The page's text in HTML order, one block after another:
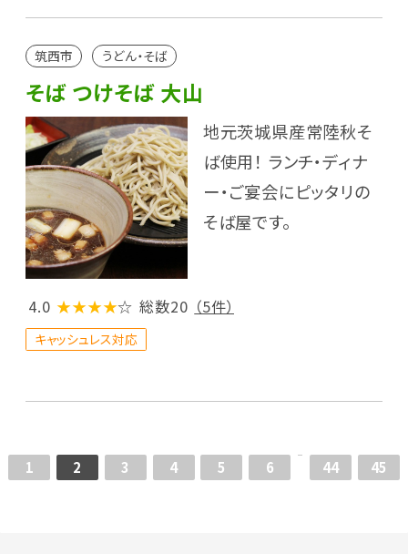
筑西市 うどん・そば
そば つけそば 大山
地元茨城県産常陸秋そ
ば使用！ ランチ・ディナ
ー・ご宴会にピッタリの
そば屋です。
4.0 ★★★★☆ 総数20 （5件）
キャッシュレス対応
1 2 3 4 5 6 44 45